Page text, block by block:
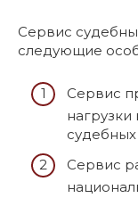
Сервис
следующие
Сервис
Сервис